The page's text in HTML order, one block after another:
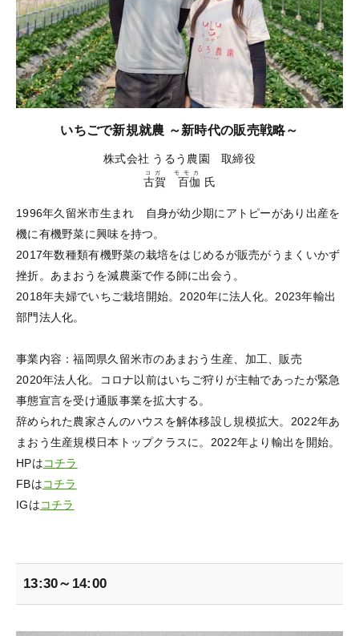
いちごで新規就農 ～新時代の販売戦略～
株式会社 うるう農園 取締役
古賀 百伽
コガ モモカ
氏
1996年久留米市生まれ 自身が幼少期にアトピーがあり出産を
機に有機野菜に興味を持つ。
2017年数種類有機野菜の栽培をはじめるが販売がうまくいかず
挫折。あまおうを減農薬で作る師に出会う。
2018年夫婦でいちご栽培開始。2020年に法人化。2023年輸出
部門法人化。
事業内容：福岡県久留米市のあまおう生産、加工、販売
2020年法人化。コロナ以前はいちご狩りが主軸であったが緊急
事態宣言を受け通販事業を拡大する。
辞められた農家さんのハウスを解体移設し規模拡大。2022年あ
まおう生産規模日本トップクラスに。2022年より輸出を開始。
HPはコチラ
FBはコチラ
IGはコチラ
13:30～14:00